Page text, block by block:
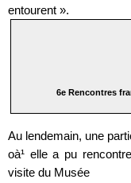
entourent ».
6e Rencontres
Au lendemain, une
oà¹ elle a pu
visite du Musée